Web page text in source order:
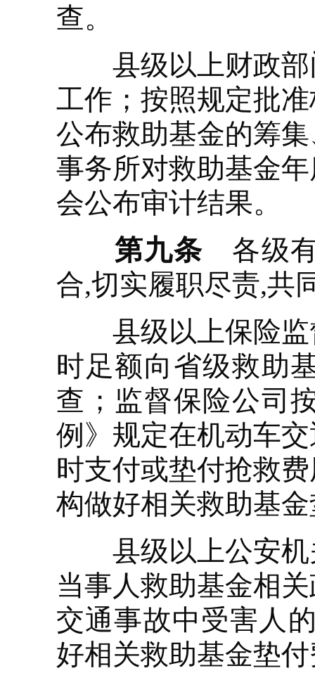
查。
县级以上财政部
工作；按照规定批
公布救助基金的筹
事务所对救助基金
会公布审计结果。
第九条 各级
合,切实履职尽责,共
县级以上保险监
时足额向省级救助
查；监督保险公司
例》规定在机动车
时支付或垫付抢救
构做好相关救助基
县级以上公安机
当事人救助基金相
交通事故中受害人
好相关救助基金垫